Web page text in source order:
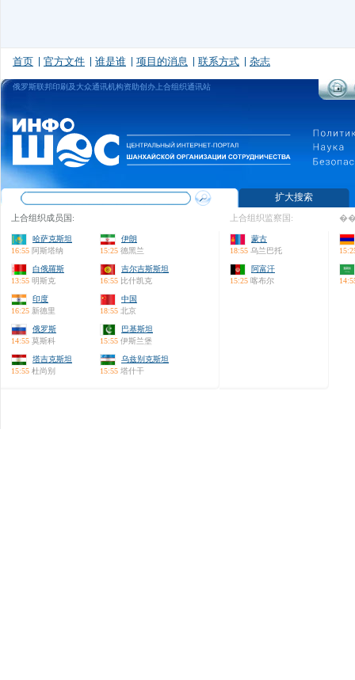
首页 官方文件 谁是谁 项目的消息 联系方式 杂志
俄罗斯联邦印刷及大众通讯机构资助创办上合组织通讯站
扩大搜索
上合组织成员国:
哈萨克斯坦
16:55 阿斯塔纳
伊朗
15:25 德黑兰
白俄羅斯
13:55 明斯克
吉尔吉斯斯坦
16:55 比什凯克
印度
16:25 新德里
中国
18:55 北京
俄罗斯
14:55 莫斯科
巴基斯坦
15:55 伊斯兰堡
塔吉克斯坦
15:55 杜尚别
乌兹别克斯坦
15:55 塔什干
上合组织监察国:
蒙古
18:55 乌兰巴托
阿富汗
15:25 喀布尔